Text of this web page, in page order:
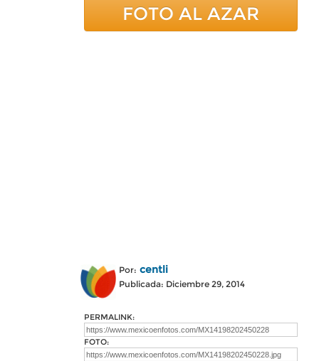
FOTO AL AZAR
Por: centli
Publicada: Diciembre 29, 2014
PERMALINK:
FOTO: